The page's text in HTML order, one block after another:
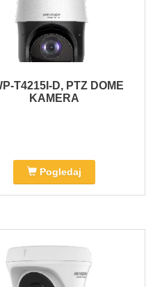
T4215I-D, PTZ DOME
KAMERA
Pogledaj